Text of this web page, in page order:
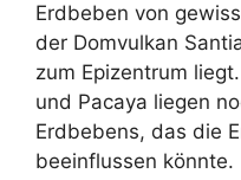
Erdbeben von
der Domvulkan
zum Epizentrum
und Pacaya liegen
Erdbebens, das die
beeinflussen könnte.